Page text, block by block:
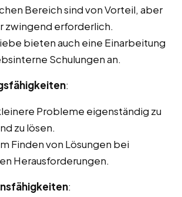
Bereich sind von Vorteil, aber
zwingend erforderlich.
bieten auch eine Einarbeitung
Schulungen an.
:
Probleme eigenständig zu
zu lösen.
Finden von Lösungen bei
Herausforderungen.
: